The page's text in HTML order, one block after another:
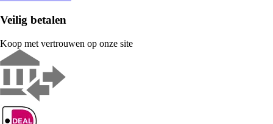
Veilig betalen
Koop met vertrouwen op onze site